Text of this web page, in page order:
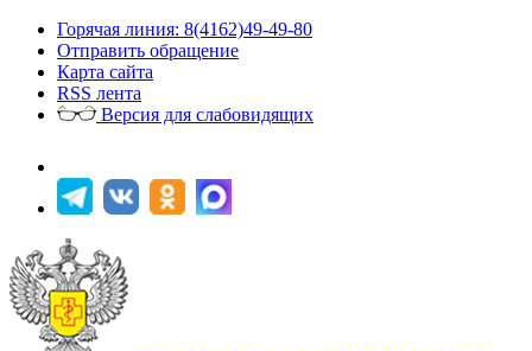
Горячая линия: 8(4162)49-49-80
Отправить обращение
Карта сайта
RSS лента
Версия для слабовидящих